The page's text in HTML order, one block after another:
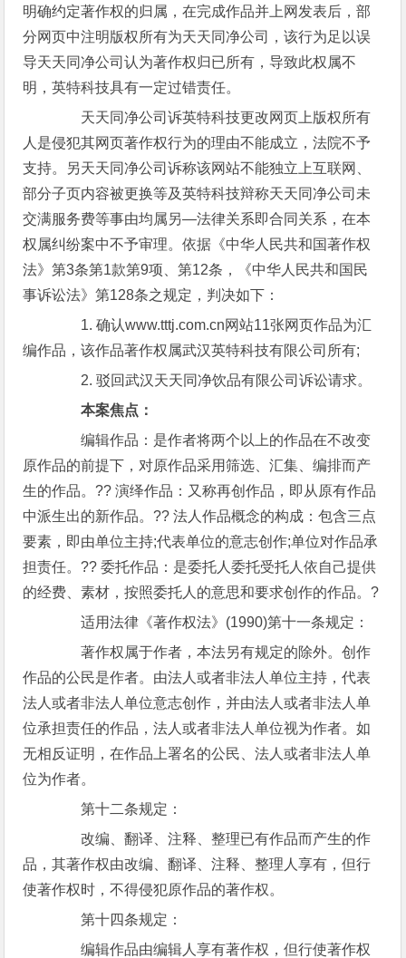
明确约定著作权的归属，在完成作品并上网发表后，部
分网页中注明版权所有为天天同净公司，该行为足以误
导天天同净公司认为著作权归已所有，导致此权属不
明，英特科技具有一定过错责任。
天天同净公司诉英特科技更改网页上版权所有
人是侵犯其网页著作权行为的理由不能成立，法院不予
支持。另天天同净公司诉称该网站不能独立上互联网、
部分子页内容被更换等及英特科技辩称天天同净公司未
交满服务费等事由均属另—法律关系即合同关系，在本
权属纠纷案中不予审理。依据《中华人民共和国著作权
法》第3条第1款第9项、第12条，《中华人民共和国民
事诉讼法》第128条之规定，判决如下：
1. 确认www.tttj.com.cn网站11张网页作品为汇
编作品，该作品著作权属武汉英特科技有限公司所有;
2. 驳回武汉天天同净饮品有限公司诉讼请求。
本案焦点：
编辑作品：是作者将两个以上的作品在不改变
原作品的前提下，对原作品采用筛选、汇集、编排而产
生的作品。?? 演绎作品：又称再创作品，即从原有作品
中派生出的新作品。?? 法人作品概念的构成：包含三点
要素，即由单位主持;代表单位的意志创作;单位对作品承
担责任。?? 委托作品：是委托人委托受托人依自己提供
的经费、素材，按照委托人的意思和要求创作的作品。?
适用法律《著作权法》(1990)第十一条规定：
著作权属于作者，本法另有规定的除外。创作
作品的公民是作者。由法人或者非法人单位主持，代表
法人或者非法人单位意志创作，并由法人或者非法人单
位承担责任的作品，法人或者非法人单位视为作者。如
无相反证明，在作品上署名的公民、法人或者非法人单
位为作者。
第十二条规定：
改编、翻译、注释、整理已有作品而产生的作
品，其著作权由改编、翻译、注释、整理人享有，但行
使著作权时，不得侵犯原作品的著作权。
第十四条规定：
编辑作品由编辑人享有著作权，但行使著作权